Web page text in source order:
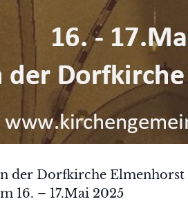
der Dorfkirche Elmenhorst
16. – 17.Mai 2025